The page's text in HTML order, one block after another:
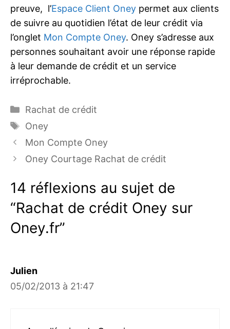
preuve, l’Espace Client Oney permet aux clients
de suivre au quotidien l’état de leur crédit via
l’onglet Mon Compte Oney. Oney s’adresse aux
personnes souhaitant avoir une réponse rapide
à leur demande de crédit et un service
irréprochable.
Catégories
Rachat de crédit
Étiquettes
Oney
Mon Compte Oney
Oney Courtage Rachat de crédit
14 réflexions au sujet de
“Rachat de crédit Oney sur
Oney.fr”
Julien
05/02/2013 à 21:47